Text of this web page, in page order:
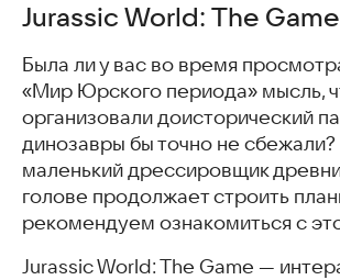
Jurassic World: The Game
Была ли у вас во время
«Мир Юрского периода» мысль,
организовали доисторический
динозавры бы точно не сбежали?
маленький дрессировщик
голове продолжает строить
рекомендуем ознакомиться с
Jurassic World: The Game —